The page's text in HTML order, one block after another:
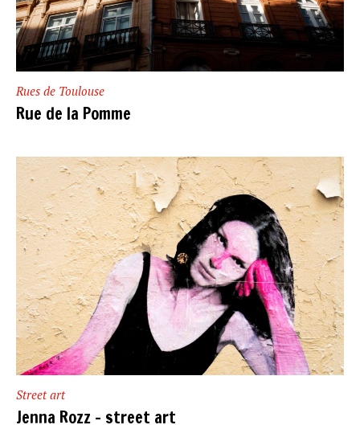
Rues de Toulouse
Rue de la Pomme
Street art
Jenna Rozz – street art